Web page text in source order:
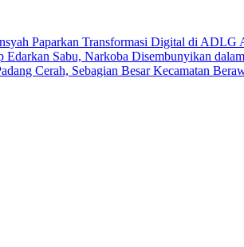
Paparkan Transformasi Digital di ADLG
Sabu, Narkoba Disembunyikan
Cerah, Sebagian Besar Kecamatan